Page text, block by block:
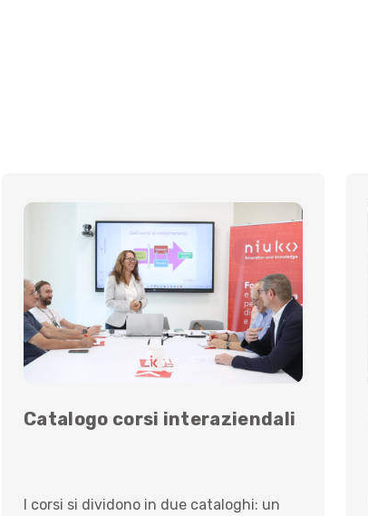
Catalogo corsi interaziendali
I corsi si dividono in due cataloghi: un